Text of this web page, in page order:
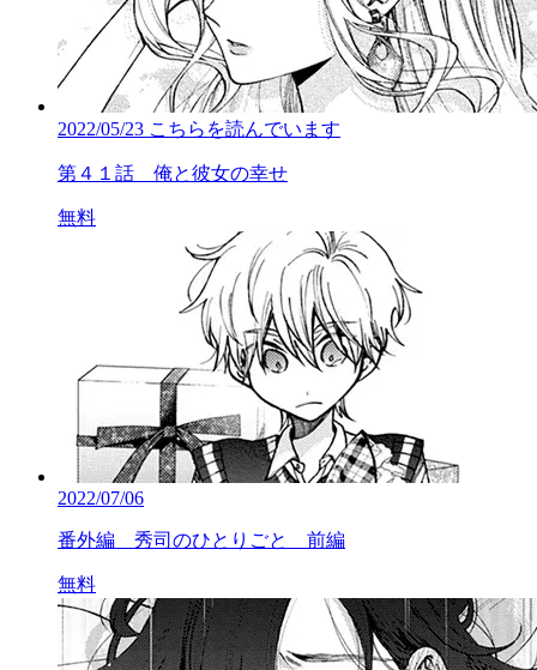
2022/05/23 こちらを読んでいます
第４１話 俺と彼女の幸せ
無料
2022/07/06
番外編 秀司のひとりごと 前編
無料